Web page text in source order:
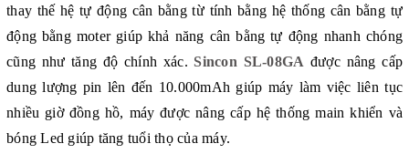
thay thế hệ tự động cân bằng từ tính bằng hệ thống cân bằng tự
động bằng moter giúp khả năng cân bằng tự động nhanh chóng
cũng như tăng độ chính xác.Sincon SL-08GA được nâng cấp
dung lượng pin lên đến 10.000mAh giúp máy làm việc liên tục
nhiều giờ đồng hồ, máy được nâng cấp hệ thống main khiển và
bóng Led giúp tăng tuổi thọ của máy.